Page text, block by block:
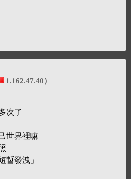
1.162.47.40）
次了
世界裡嘛
暫發洩」